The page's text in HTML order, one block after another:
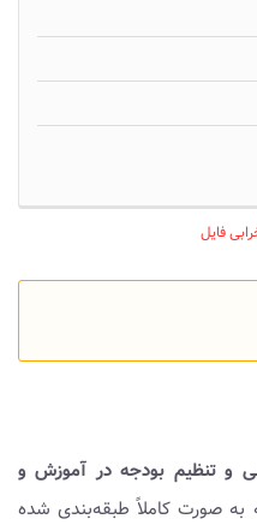
فایل
و تنظیم بودجه در آموزش و
به صورت کاملاً طبقه‌بندی شده